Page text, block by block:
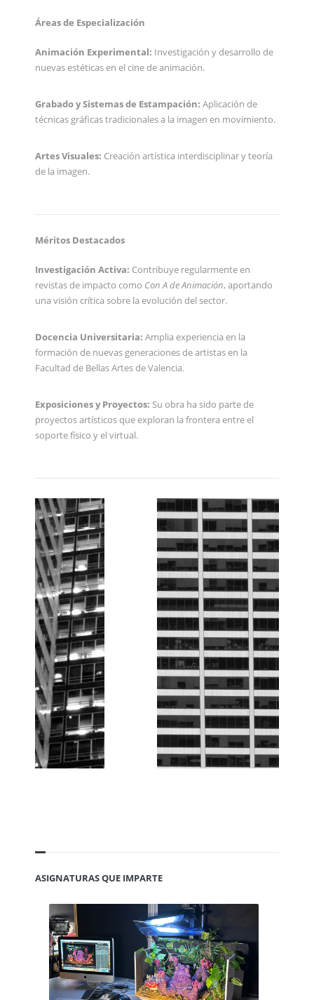
Áreas de Especialización
Animación Experimental: Investigación y desarrollo de
nuevas estéticas en el cine de animación.
Grabado y Sistemas de Estampación: Aplicación de
técnicas gráficas tradicionales a la imagen en movimiento.
Artes Visuales: Creación artística interdisciplinar y teoría
de la imagen.
Méritos Destacados
Investigación Activa: Contribuye regularmente en
revistas de impacto como Con A de Animación, aportando
una visión crítica sobre la evolución del sector.
Docencia Universitaria: Amplia experiencia en la
formación de nuevas generaciones de artistas en la
Facultad de Bellas Artes de Valencia.
Exposiciones y Proyectos: Su obra ha sido parte de
proyectos artísticos que exploran la frontera entre el
soporte físico y el virtual.
ASIGNATURAS QUE IMPARTE